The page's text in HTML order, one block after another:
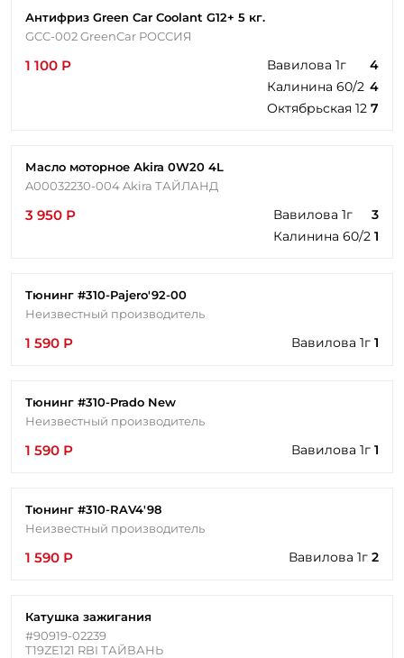
Антифриз Green Car Coolant G12+ 5 кг.
GCC-002 GreenCar РОССИЯ
1 100 Р Вавилова 1г
4
Калинина 60/2 4
Октябрьская 12 7
Масло моторное Аkira 0W20 4L
A00032230-004 Akira ТАЙЛАНД
3 950 Р Вавилова 1г
3
Калинина 60/2 1
Тюнинг #310-Pajero'92-00
Неизвестный производитель
1 590 Р Вавилова 1г 1
Тюнинг #310-Prado New
Неизвестный производитель
1 590 Р Вавилова 1г 1
Тюнинг #310-RAV4'98
Неизвестный производитель
1 590 Р Вавилова 1г 2
Катушка зажигания
#90919-02239
T19ZE121 RBI ТАЙВАНЬ